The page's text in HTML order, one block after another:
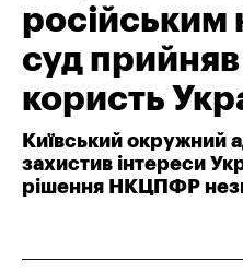
російським
суд
користь
Київський окружний
захистив інтереси
рішення НКЦПФР